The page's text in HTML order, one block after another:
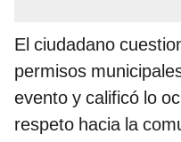
El ciudadano
permisos
evento y calificó lo
respeto hacia la